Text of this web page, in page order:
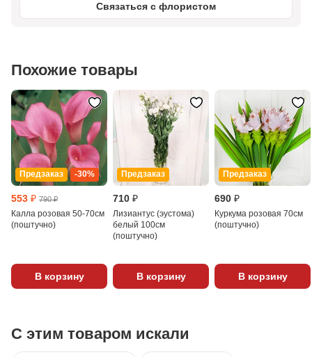
Связаться с флористом
Похожие товары
Предзаказ -30%
553 ₽ 790 ₽
Калла розовая 50-70см
(поштучно)
В корзину
Предзаказ
710 ₽
Лизиантус (эустома)
белый 100см
(поштучно)
В корзину
Предзаказ
690 ₽
Куркума розовая 70см
(поштучно)
В корзину
С этим товаром искали